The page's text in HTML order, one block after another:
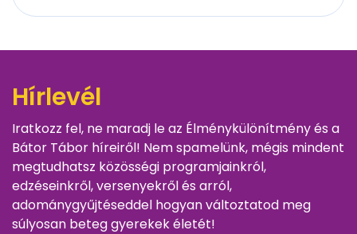
Hírlevél
Iratkozz fel, ne maradj le az Élménykülönítmény és a
Bátor Tábor híreiről! Nem spamelünk, mégis mindent
megtudhatsz közösségi programjainkról,
edzéseinkről, versenyekről és arról,
adománygyűjtéseddel hogyan változtatod meg
súlyosan beteg gyerekek életét!